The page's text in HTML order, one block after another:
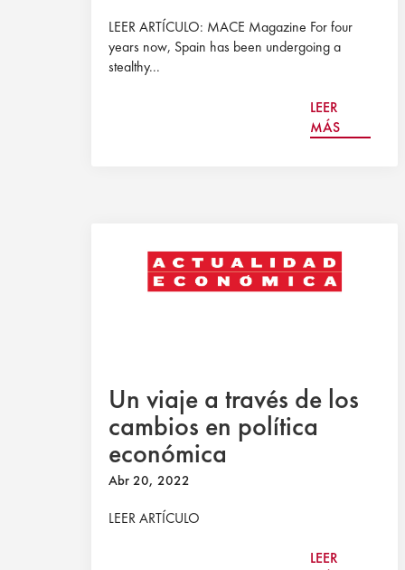
LEER ARTÍCULO: MACE Magazine For four
years now, Spain has been undergoing a
stealthy...
LEER
MÁS
Un viaje a través de los
cambios en política
económica
Abr 20, 2022
LEER ARTÍCULO
LEER